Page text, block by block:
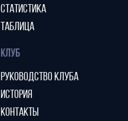
СТАТИСТИКА
ТАБЛИЦА
КЛУБ
РУКОВОДСТВО КЛУБА
ИСТОРИЯ
КОНТАКТЫ